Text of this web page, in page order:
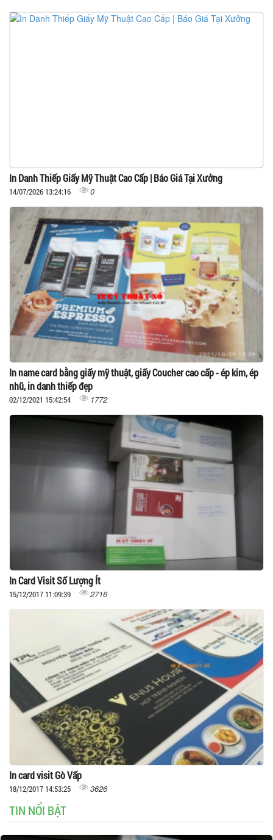
In Danh Thiếp Giấy Mỹ Thuật Cao Cấp | Báo Giá Tại Xưởng
14/07/2026 13:24:16 0
In name card bằng giấy mỹ thuật, giấy Coucher cao cấp - ép kim, ép
nhũ, in danh thiếp đẹp
02/12/2021 15:42:54 1772
In Card Visit Số Lượng Ít
15/12/2017 11:09:39 2716
In card visit Gò Vấp
18/12/2017 14:53:25 3626
TIN NỔI BẬT